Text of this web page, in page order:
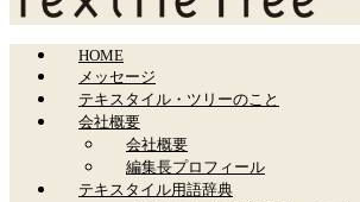
HOME
メッセージ
テキスタイル・ツリーのこと
会社概要
会社概要
編集長プロフィール
テキスタイル用語辞典